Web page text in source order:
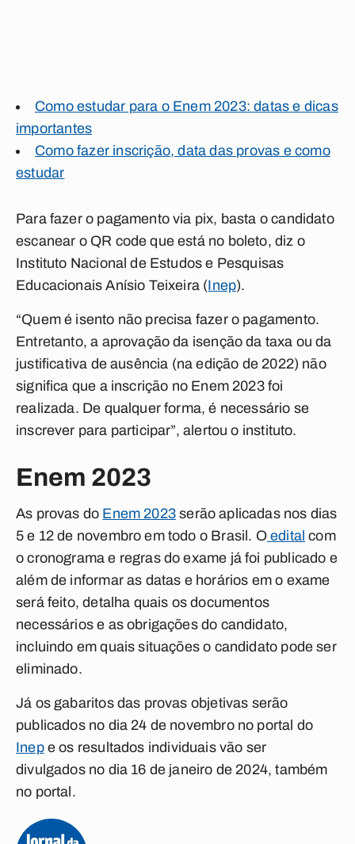
Como estudar para o Enem 2023: datas e dicas
importantes
Como fazer inscrição, data das provas e como
estudar
Para fazer o pagamento via pix, basta o candidato
escanear o QR code que está no boleto, diz o
Instituto Nacional de Estudos e Pesquisas
Educacionais Anísio Teixeira (Inep).
“Quem é isento não precisa fazer o pagamento.
Entretanto, a aprovação da isenção da taxa ou da
justificativa de ausência (na edição de 2022) não
significa que a inscrição no Enem 2023 foi
realizada. De qualquer forma, é necessário se
inscrever para participar”, alertou o instituto.
Enem 2023
As provas do Enem 2023serão aplicadas nos dias
5 e 12 de novembro em todo o Brasil. Oedital com
o cronograma e regras do exame já foi publicado e
além de informar as datas e horários em o exame
será feito, detalha quais os documentos
necessários e as obrigações do candidato,
incluindo em quais situações o candidato pode ser
eliminado.
Já os gabaritos das provas objetivas serão
publicados no dia 24 de novembro no portal do
Inepe os resultados individuais vão ser
divulgados no dia 16 de janeiro de 2024, também
no portal.